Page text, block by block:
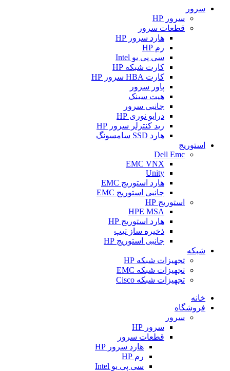
سرور
سرور HP
قطعات سرور
هارد سرور HP
رم HP
سی پی یو Intel
کارت شبکه HP
کارت HBA سرور HP
پاور سرور
هیت سینک
جانبی سرور
درایو نوری HP
رید کنترلر سرور HP
هارد SSD سامسونگ
استوریج
Dell Emc
EMC VNX
Unity
هارد استوریج EMC
جانبی استوریج EMC
استوریج HP
HPE MSA
هارد استوریج HP
ذخیره ساز تیپ
جانبی استوریج HP
شبکه
تجهیزات شبکه HP
تجهیزات شبکه EMC
تجهیزات شبکه Cisco
خانه
فروشگاه
سرور
سرور HP
قطعات سرور
هارد سرور HP
رم HP
سی پی یو Intel